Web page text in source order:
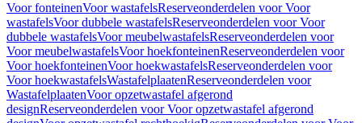
Voor fonteinenVoor wastafelsReserveonderdelen voor Voor
wastafelsVoor dubbele wastafelsReserveonderdelen voor Voor
dubbele wastafelsVoor meubelwastafelsReserveonderdelen voor
Voor meubelwastafelsVoor hoekfonteinenReserveonderdelen voor
Voor hoekfonteinenVoor hoekwastafelsReserveonderdelen voor
Voor hoekwastafelsWastafelplaatenReserveonderdelen voor
WastafelplaatenVoor opzetwastafel afgerond
designReserveonderdelen voor Voor opzetwastafel afgerond